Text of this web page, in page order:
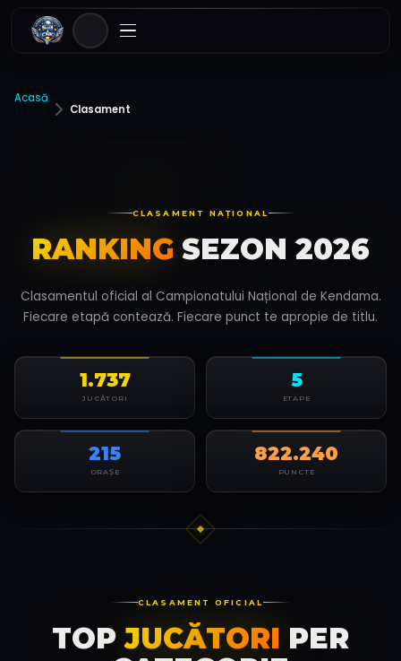
Acasă
Clasament
CLASAMENT NAȚIONAL
RANKING SEZON 2026
Clasamentul oficial al Campionatului Național de Kendama.
Fiecare etapă contează. Fiecare punct te apropie de titlu.
1.737
JUCĂTORI
5
ETAPE
215
ORAȘE
822.240
PUNCTE
CLASAMENT OFICIAL
TOP JUCĂTORI PER